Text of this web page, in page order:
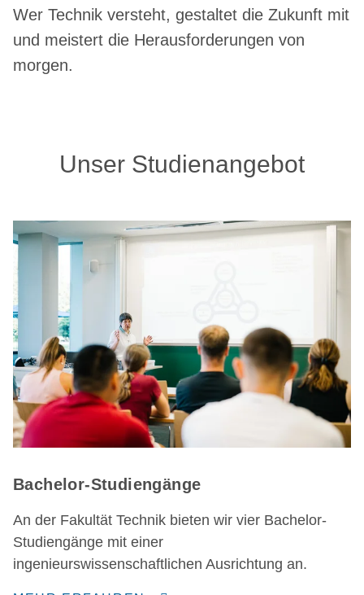
Wer Technik versteht, gestaltet die Zukunft mit
und meistert die Herausforderungen von
morgen.
Unser Studienangebot
Bachelor-Studiengänge
An der Fakultät Technik bieten wir vier Bachelor-
Studiengänge mit einer
ingenieurswissenschaftlichen Ausrichtung an.